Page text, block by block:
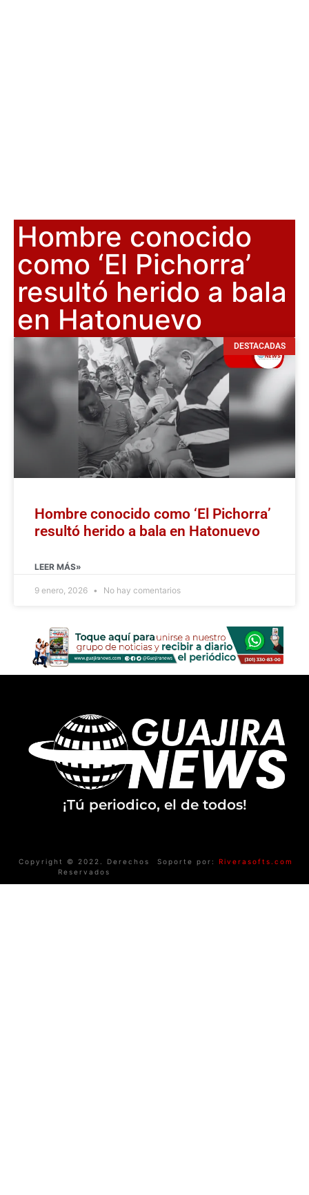
Hombre conocido
como ‘El Pichorra’
resultó herido a bala
en Hatonuevo
DESTACADAS
Hombre conocido como ‘El Pichorra’
resultó herido a bala en Hatonuevo
LEER MÁS»
9 enero, 2026 No hay comentarios
¡Tú periodico, el de todos!
Copyright © 2022. Derechos
Reservados
Soporte por: Riverasofts.com